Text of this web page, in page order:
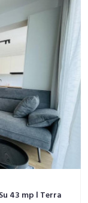
43 mp l Terra